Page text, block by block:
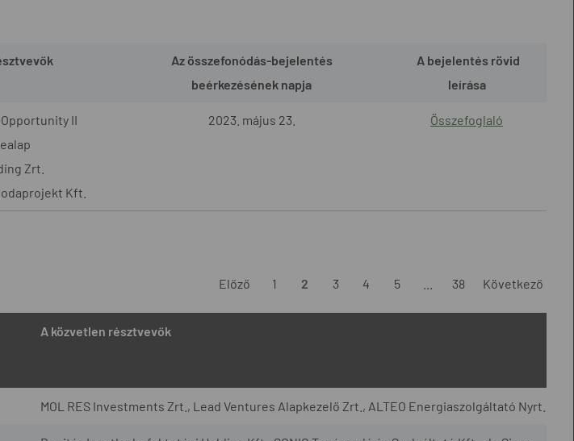
Az összefonódás-bejelentés
beérkezésének napja
A bejelentés rövid
leírása
II
Zrt.
Kft.
2023. május 23. Összefoglaló
Előző 1 2 3 4 5 38 Következő
A közvetlen résztvevők
MOL RES Investments Zrt., Lead Ventures Alapkezelő Zrt., ALTEO Energiaszolgáltató Nyrt.